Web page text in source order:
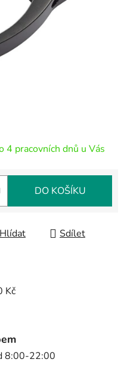
4 pracovních dnů u Vás
DO KOŠÍKU
Hlídat Sdílet
Kč
8:00-22:00